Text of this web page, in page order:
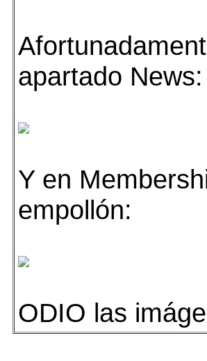
apartado News:
Y en
empollón:
ODIO las